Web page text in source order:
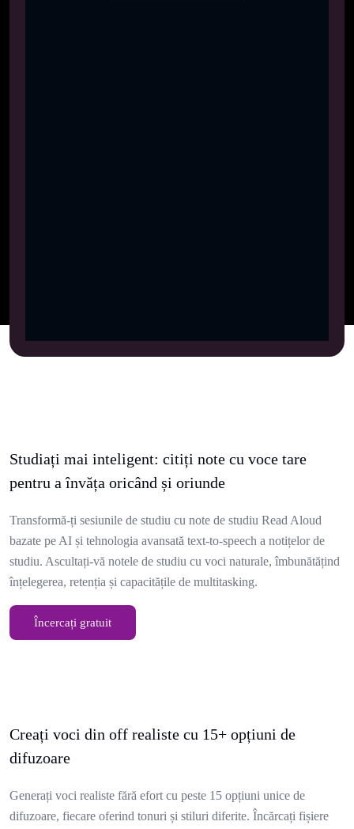
Studiați mai inteligent: citiți note cu voce tare
pentru a învăța oricând și oriunde
Transformă-ți sesiunile de studiu cu note de studiu Read Aloud
bazate pe AI și tehnologia avansată text-to-speech a notițelor de
studiu. Ascultați-vă notele de studiu cu voci naturale, îmbunătățind
înțelegerea, retenția și capacitățile de multitasking.
Încercați gratuit
Creați voci din off realiste cu 15+ opțiuni de
difuzoare
Generați voci realiste fără efort cu peste 15 opțiuni unice de
difuzoare, fiecare oferind tonuri și stiluri diferite. Încărcați fișiere